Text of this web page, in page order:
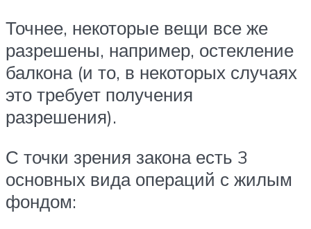
Точнее, некоторые вещи все же
разрешены, например, остекление
балкона (и то, в некоторых случаях
это требует получения
разрешения).
С точки зрения закона есть 3
основных вида операций с жилым
фондом: